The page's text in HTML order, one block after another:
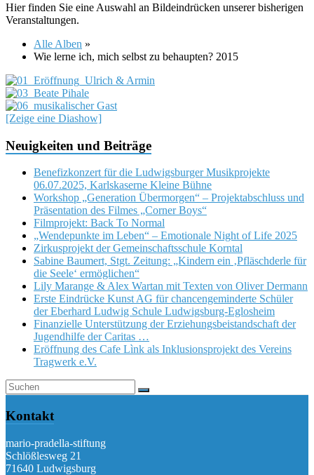
Hier finden Sie eine Auswahl an Bildeindrücken unserer bisherigen
Veranstaltungen.
Alle Alben »
Wie lerne ich, mich selbst zu behaupten? 2015
[Zeige eine Diashow]
Neuigkeiten und Beiträge
Benefizkonzert für die Ludwigsburger Musikprojekte
06.07.2025, Karlskaserne Kleine Bühne
Workshop „Generation Übermorgen“ – Projektabschluss und
Präsentation des Filmes „Corner Boys“
Filmprojekt: Back To Normal
„Wendepunkte im Leben“ – Emotionale Night of Life 2025
Zirkusprojekt der Gemeinschaftsschule Korntal
Sabine Baumert, Stgt. Zeitung: „Kindern ein ‚Pfläschderle für
die Seele‘ ermöglichen“
Lily Marange & Alex Wartan mit Texten von Oliver Dermann
Erste Eindrücke Kunst AG für chancengeminderte Schüler
der Eberhard Ludwig Schule Ludwigsburg-Eglosheim
Finanzielle Unterstützung der Erziehungsbeistandschaft der
Jugendhilfe der Caritas …
Eröffnung des Cafe Lìnk als Inklusionsprojekt des Vereins
Tragwerk e.V.
Kontakt
mario-pradella-stiftung
Schlößlesweg 21
71640 Ludwigsburg